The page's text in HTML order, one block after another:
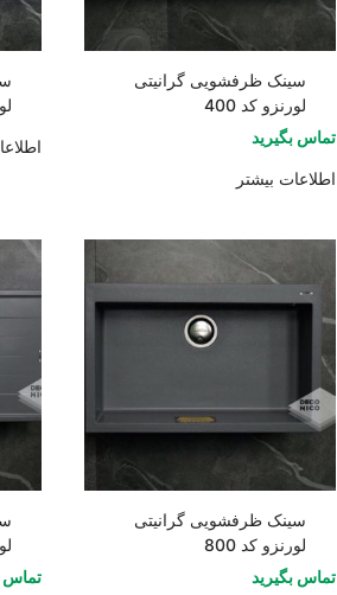
سینک ظرفشویی گرانیتی
لورنزو کد 400
تماس بگیرید
اطلاعات بیشتر
سینک ظرفشویی گرانیتی
لورنزو کد 800
تماس بگیرید
تماس